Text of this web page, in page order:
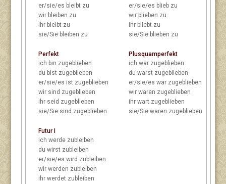
er/sie/es bleibt zu
wir bleiben zu
ihr bleibt zu
sie/Sie bleiben zu
er/sie/es blieb zu
wir blieben zu
ihr bliebt zu
sie/Sie blieben zu
Perfekt
ich bin zugeblieben
du bist zugeblieben
er/sie/es ist zugeblieben
wir sind zugeblieben
ihr seid zugeblieben
sie/Sie sind zugeblieben
Plusquamperfekt
ich war zugeblieben
du warst zugeblieben
er/sie/es war zugeblieben
wir waren zugeblieben
ihr wart zugeblieben
sie/Sie waren zugeblieben
Futur I
ich werde zubleiben
du wirst zubleiben
er/sie/es wird zubleiben
wir werden zubleiben
ihr werdet zubleiben